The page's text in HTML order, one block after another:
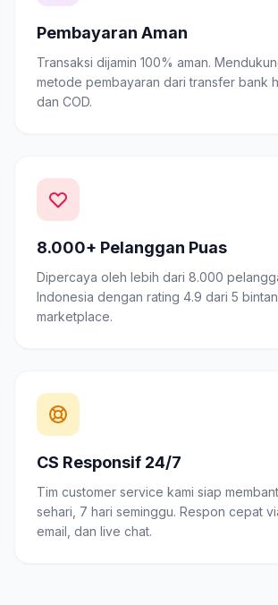
Pembayaran Aman
Transaksi dijamin 100% aman.
metode pembayaran dari transfer bank
dan COD.
8.000+ Pelanggan Puas
Dipercaya oleh lebih dari 8.000
Indonesia dengan rating 4.9 dari 5
marketplace.
CS Responsif 24/7
Tim customer service kami siap
sehari, 7 hari seminggu. Respon cepat
email, dan live chat.